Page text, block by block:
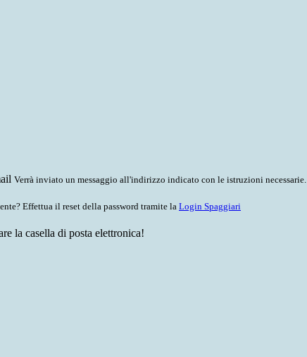
Verrà inviato un messaggio all'indirizzo indicato con le istruzioni necessarie.
Effettua il reset della password tramite la Login Spaggiari
la casella di posta elettronica!